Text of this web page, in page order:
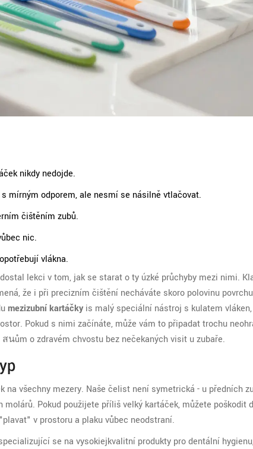
nikdy nedojde.
mírným odporem, ale nesmí se násilně vtlačovat.
čištěním zubů.
nic.
vlákna.
lekci v tom, jak se starat o ty úzké průchyby mezi nimi.
že i při precizním čištění necháváte skoro polovinu
mezizubní kartáčky is malý speciální nástroj s kulatem
. Pokud s nimi začínáte, může vám to připadat trochu
นům o zdravém chvostu bez nečekaných visit u zubaře.
všechny mezery. Naše čelist není symetrická - u předních
Pokud použijete příliš velký kartáček, můžete poškodit
v prostoru a plaku vůbec neodstraní.
se na vysokiejkvalitní produkty pro dentální